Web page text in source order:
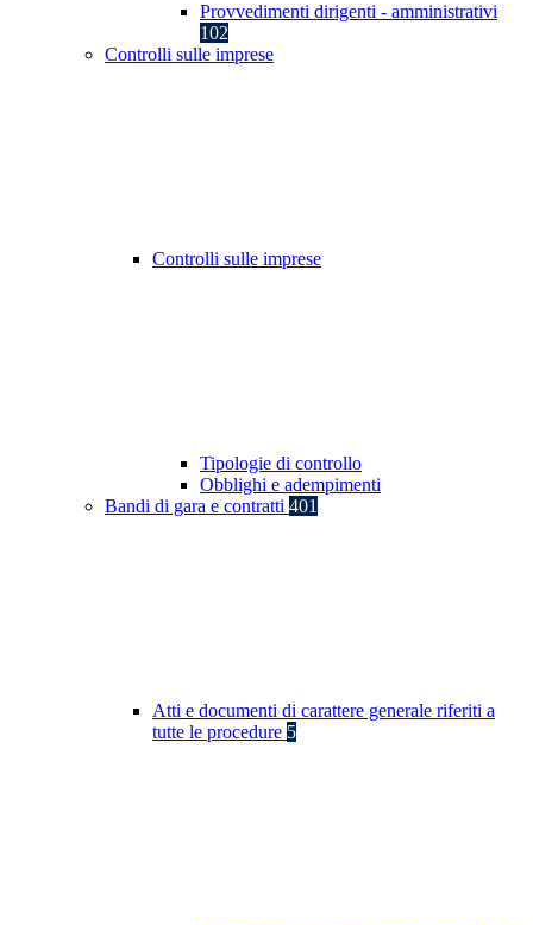
Provvedimenti dirigenti - amministrativi
102
Controlli sulle imprese
Controlli sulle imprese
Tipologie di controllo
Obblighi e adempimenti
Bandi di gara e contratti 401
Atti e documenti di carattere generale riferiti a
tutte le procedure 5